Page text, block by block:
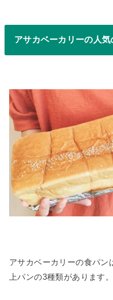
アサカベーカリーの人
アサカベーカリーの食パン
上パンの3種類があります。